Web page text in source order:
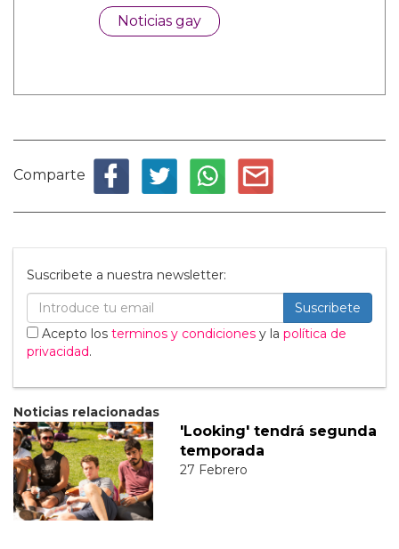
Noticias gay
Comparte
Suscribete a nuestra newsletter:
Suscribete
Acepto los terminos y condiciones y la política de
privacidad.
Noticias relacionadas
'Looking' tendrá segunda
temporada
27 Febrero